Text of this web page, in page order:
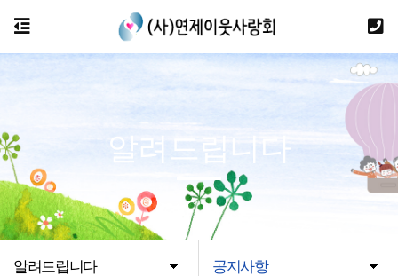
알려드립니다 공지사항
알려드립니다